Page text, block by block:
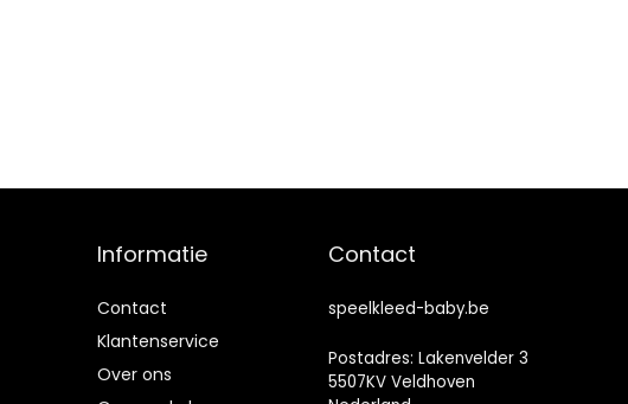
Informatie
Contact
Klantenservice
Over ons
Contact
speelkleed-baby.be
Postadres: Lakenvelder 3
5507KV Veldhoven